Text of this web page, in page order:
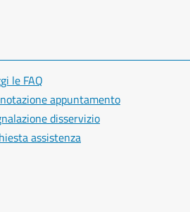
le FAQ
appuntamento
disservizio
assistenza